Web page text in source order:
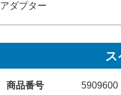
アダプター
ス
商品番号
5909600